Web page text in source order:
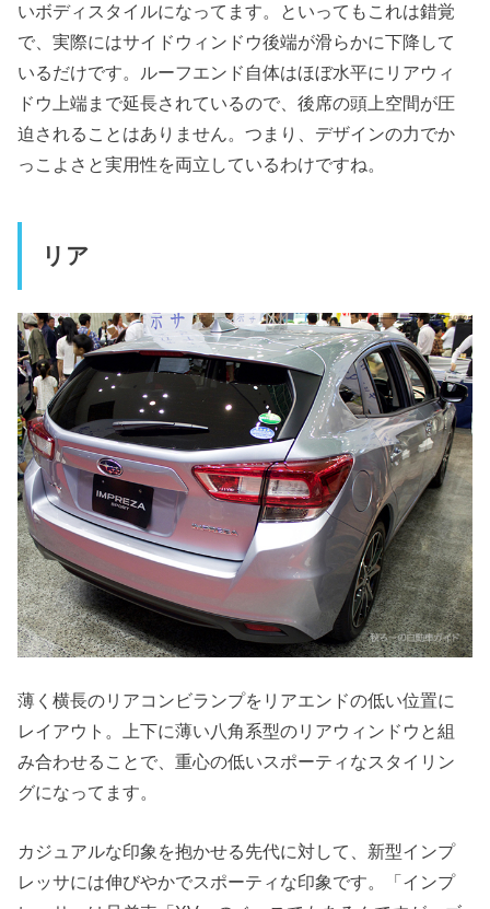
いボディスタイルになってます。といってもこれは錯覚
で、実際にはサイドウィンドウ後端が滑らかに下降して
いるだけです。ルーフエンド自体はほぼ水平にリアウィ
ドウ上端まで延長されているので、後席の頭上空間が圧
迫されることはありません。つまり、デザインの力でか
っこよさと実用性を両立しているわけですね。
リア
薄く横長のリアコンビランプをリアエンドの低い位置に
レイアウト。上下に薄い八角系型のリアウィンドウと組
み合わせることで、重心の低いスポーティなスタイリン
グになってます。
カジュアルな印象を抱かせる先代に対して、新型インプ
レッサには伸びやかでスポーティな印象です。「インプ